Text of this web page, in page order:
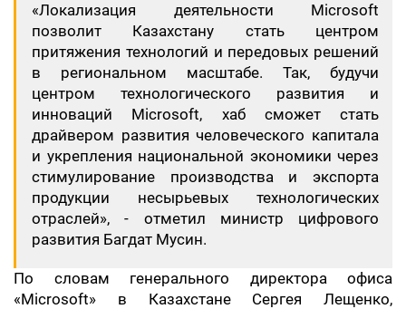
«Локализация деятельности Microsoft
позволит Казахстану стать центром
притяжения технологий и передовых решений
в региональном масштабе. Так, будучи
центром технологического развития и
инноваций Microsoft, хаб сможет стать
драйвером развития человеческого капитала
и укрепления национальной экономики через
стимулирование производства и экспорта
продукции несырьевых технологических
отраслей», - отметил министр цифрового
развития Багдат Мусин.
По словам генерального директора офиса
«Microsoft» в Казахстане Сергея Лещенко,